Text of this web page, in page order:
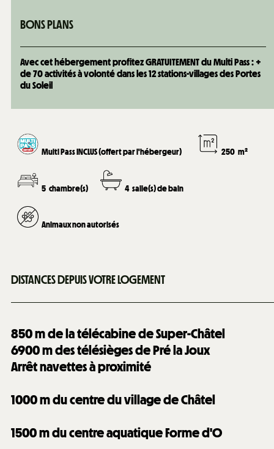
BONS PLANS
Avec cet hébergement profitez GRATUITEMENT du Multi Pass : +
de 70 activités à volonté dans les 12 stations-villages des Portes
du Soleil
Multi Pass INCLUS (offert par l'hébergeur) 250 m²
5 chambre(s) 4 salle(s) de bain
Animaux non autorisés
DISTANCES DEPUIS VOTRE LOGEMENT
850m de la télécabine de Super-Châtel
6900m des télésièges de Pré la Joux
Arrêt navettes à proximité
1000m du centre du village de Châtel
1500m du centre aquatique Forme d'O